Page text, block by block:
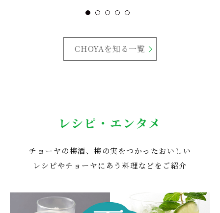
CHOYAを知る一覧
レシピ・エンタメ
チョーヤの梅酒、梅の実をつかったおいしい
レシピやチョーヤにあう料理などをご紹介